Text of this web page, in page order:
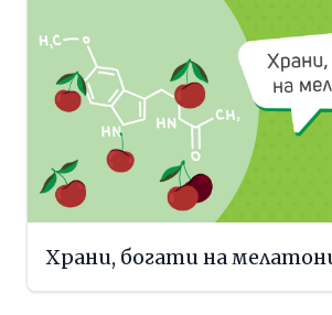
Храни, богати на